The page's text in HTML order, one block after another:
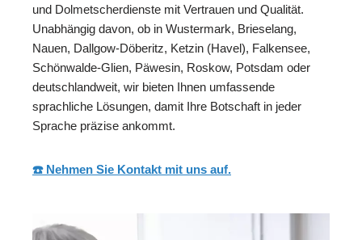
und Dolmetscherdienste mit Vertrauen und Qualität.
Unabhängig davon, ob in Wustermark, Brieselang,
Nauen, Dallgow-Döberitz, Ketzin (Havel), Falkensee,
Schönwalde-Glien, Päwesin, Roskow, Potsdam oder
deutschlandweit, wir bieten Ihnen umfassende
sprachliche Lösungen, damit Ihre Botschaft in jeder
Sprache präzise ankommt.
☎️ Nehmen Sie Kontakt mit uns auf.